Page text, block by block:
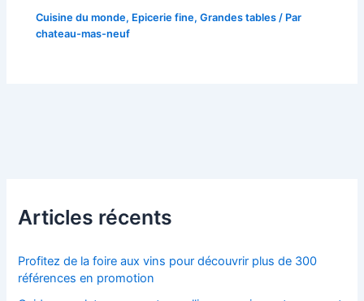
Cuisine du monde, Epicerie fine,Grandes tables / Par
chateau-mas-neuf
Articles récents
Profitez de la foire aux vins pour découvrir plus de 300
références en promotion